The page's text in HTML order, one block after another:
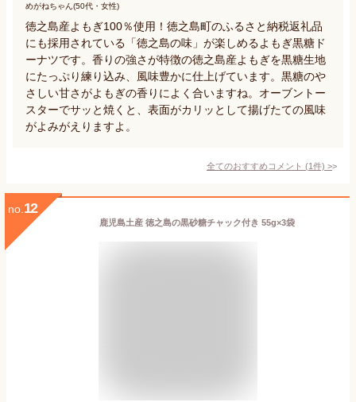
めがねちゃん(50代・女性)
徳之島産よもぎ100％使用！徳之島町のふるさと納税返礼品
にも採用されている「徳之島の味」が楽しめるよもぎ黒糖ド
ーナツです。香りの強さが特徴の徳之島産よもぎを黒糖生地
にたっぷり練り込み、風味豊かに仕上げています。黒糖のや
さしい甘さがよもぎの香りによく合いますね。オーブントー
スターでサッと焼くと、表面がカリッとして揚げたての風味
がよみがえりますよ。
全てのおすすめコメント (1件) >
no. 12
鹿児島土産 徳之島の黒砂糖チャック付き 55g×3袋